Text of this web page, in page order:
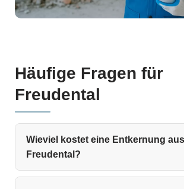
Häufige Fragen für
Freudental
Wieviel kostet eine Entkernung aus
Freudental?